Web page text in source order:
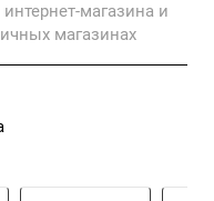
магазина и
магазинах